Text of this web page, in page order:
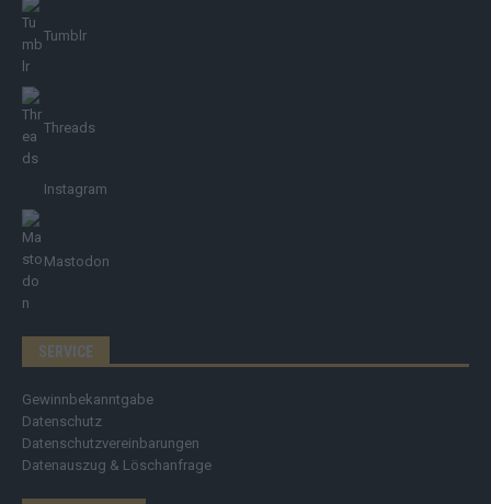
Tumblr
Threads
Instagram
Mastodon
SERVICE
Gewinnbekanntgabe
Datenschutz
Datenschutzvereinbarungen
Datenauszug & Löschanfrage